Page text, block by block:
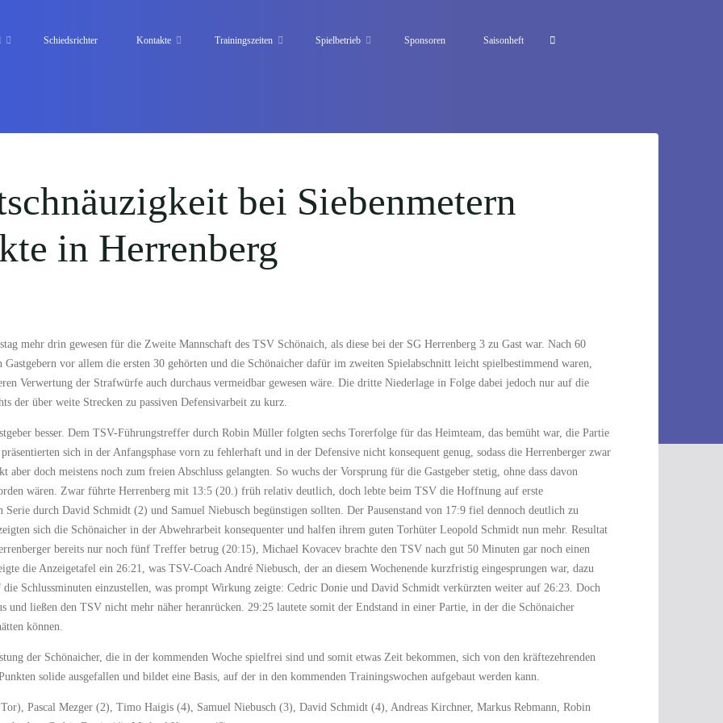
Schiedsrichter Kontakte Trainingszeiten Spielbetrieb Sponsoren Saisonheft
bei Siebenmetern
in Herrenberg
mehr drin gewesen für die Zweite Mannschaft des TSV Schönaich, als diese bei der SG Herrenberg 3 zu Gast war. Nach 60
Gastgebern vor allem die ersten 30 gehörten und die Schönaicher dafür im zweiten Spielabschnitt leicht spielbestimmend waren,
Verwertung der Strafwürfe auch durchaus vermeidbar gewesen wäre. Die dritte Niederlage in Folge dabei jedoch nur auf die
der über weite Strecken zu passiven Defensivarbeit zu kurz.
besser. Dem TSV-Führungstreffer durch Robin Müller folgten sechs Torerfolge für das Heimteam, das bemüht war, die Partie
sich in der Anfangsphase vorn zu fehlerhaft und in der Defensive nicht konsequent genug, sodass die Herrenberger zwar
doch meistens noch zum freien Abschluss gelangten. So wuchs der Vorsprung für die Gastgeber stetig, ohne dass davon
wären. Zwar führte Herrenberg mit 13:5 (20.) früh relativ deutlich, doch lebte beim TSV die Hoffnung auf erste
durch David Schmidt (2) und Samuel Niebusch begünstigen sollten. Der Pausenstand von 17:9 fiel dennoch deutlich zu
sich die Schönaicher in der Abwehrarbeit konsequenter und halfen ihrem guten Torhüter Leopold Schmidt nun mehr. Resultat
bereits nur noch fünf Treffer betrug (20:15), Michael Kovacev brachte den TSV nach gut 50 Minuten gar noch einen
die Anzeigetafel ein 26:21, was TSV-Coach André Niebusch, der an diesem Wochenende kurzfristig eingesprungen war, dazu
die Schlussminuten einzustellen, was prompt Wirkung zeigte: Cedric Donie und David Schmidt verkürzten weiter auf 26:23. Doch
und ließen den TSV nicht mehr näher heranrücken. 29:25 lautete somit der Endstand in einer Partie, in der die Schönaicher
können.
der Schönaicher, die in der kommenden Woche spielfrei sind und somit etwas Zeit bekommen, sich von den kräftezehrenden
solide ausgefallen und bildet eine Basis, auf der in den kommenden Trainingswochen aufgebaut werden kann.
Pascal Mezger (2), Timo Haigis (4), Samuel Niebusch (3), David Schmidt (4), Andreas Kirchner, Markus Rebmann, Robin